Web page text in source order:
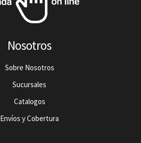
Nosotros
Sobre Nosotros
Sucursales
Catalogos
Envíos y Cobertura